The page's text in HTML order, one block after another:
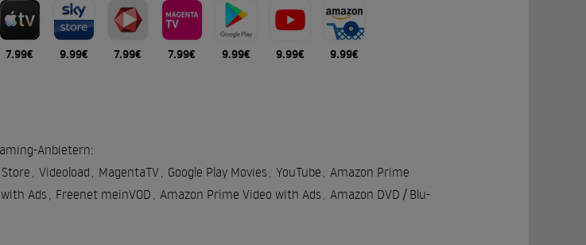
7.99€ 9.99€ 7.99€ 7.99€ 9.99€ 9.99€ 9.99€
Anbietern:
, Videoload , MagentaTV, Google Play Movies, YouTube , Amazon Prime
Ads, Freenet meinVOD , Amazon Prime Video with Ads, Amazon DVD / Blu-